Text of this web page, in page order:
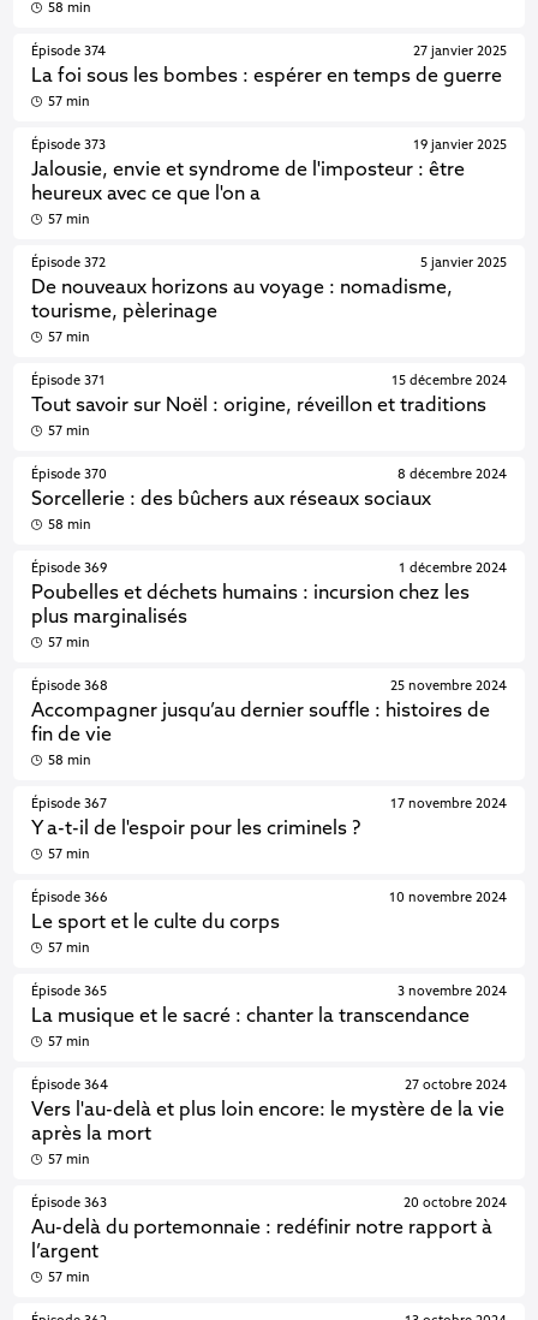
58 min
Épisode 374
La foi sous les bombes : espérer en temps de guerre
27 janvier 2025
57 min
Épisode 373
Jalousie, envie et syndrome de l'imposteur : être
heureux avec ce que l'on a
19 janvier 2025
57 min
Épisode 372
De nouveaux horizons au voyage : nomadisme,
tourisme, pèlerinage
5 janvier 2025
57 min
Épisode 371
Tout savoir sur Noël : origine, réveillon et traditions
15 décembre 2024
57 min
Épisode 370
Sorcellerie : des bûchers aux réseaux sociaux
8 décembre 2024
58 min
Épisode 369
Poubelles et déchets humains : incursion chez les
plus marginalisés
1 décembre 2024
57 min
Épisode 368
Accompagner jusqu’au dernier souffle : histoires de
fin de vie
25 novembre 2024
58 min
Épisode 367
Y a-t-il de l'espoir pour les criminels ?
17 novembre 2024
57 min
Épisode 366
Le sport et le culte du corps
10 novembre 2024
57 min
Épisode 365
La musique et le sacré : chanter la transcendance
3 novembre 2024
57 min
Épisode 364
Vers l'au-delà et plus loin encore: le mystère de la vie
après la mort
27 octobre 2024
57 min
Épisode 363
Au-delà du portemonnaie : redéfinir notre rapport à
l’argent
20 octobre 2024
57 min